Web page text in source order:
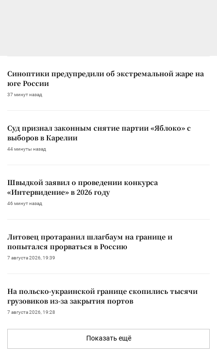
Синоптики предупредили об экстремальной жаре на
юге России
37 минут назад
Суд признал законным снятие партии «Яблоко» с
выборов в Карелии
44 минуты назад
Швыдкой заявил о проведении конкурса
«Интервидение» в 2026 году
46 минут назад
Литовец протаранил шлагбаум на границе и
попытался прорваться в Россию
7 августа 2026, 19:39
На польско-украинской границе скопились тысячи
грузовиков из-за закрытия портов
7 августа 2026, 19:28
Показать ещё